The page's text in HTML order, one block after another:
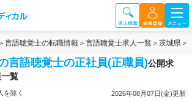
言語聴覚士の転職情報 言語聴覚士求人一覧 茨城県
言語聴覚士の正社員(正職員)公開求
覧
除く 2026年08月07日(金)更新